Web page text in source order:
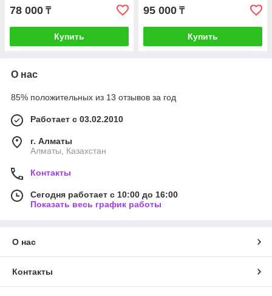
78 000 ₸
Купить
95 000 ₸
Купить
О нас
85% положительных из 13 отзывов за год
Работает с 03.02.2010
г. Алматы
Алматы, Казахстан
Контакты
Сегодня работает с 10:00 до 16:00
Показать весь график работы
О нас
Контакты